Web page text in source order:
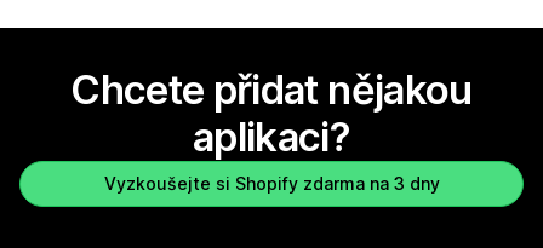
Chcete přidat nějakou
aplikaci?
Vyzkoušejte si Shopify zdarma na 3 dny